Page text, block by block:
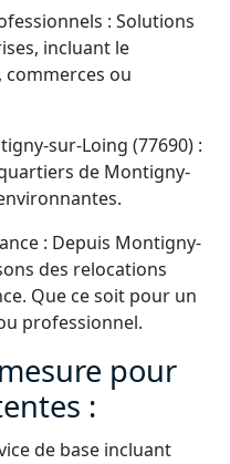
: Solutions
incluant le
ou
sur-Loing (77690) :
de Montigny-
: Depuis Montigny-
des relocations
Que ce soit pour un
professionnel.
pour
:
de base incluant